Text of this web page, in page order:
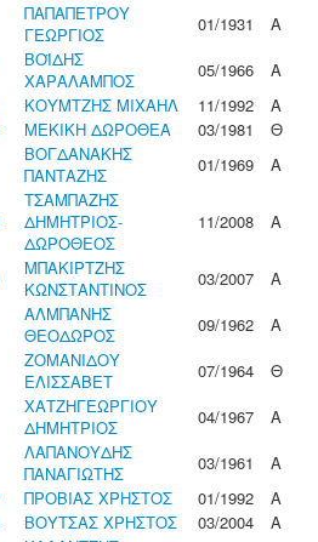
ΠΑΠΑΠΕΤΡΟΥ
ΓΕΩΡΓΙΟΣ
01/1931
Α
ΒΟΪΔΗΣ
ΧΑΡΑΛΑΜΠΟΣ
05/1966
Α
ΚΟΥΜΤΖΗΣ ΜΙΧΑΗΛ 11/1992
Α
ΜΕΚΙΚΗ ΔΩΡΟΘΕΑ 03/1981
Θ
ΒΟΓΔΑΝΑΚΗΣ
ΠΑΝΤΑΖΗΣ
01/1969 Α
ΤΣΑΜΠΑΖΗΣ
ΔΗΜΗΤΡΙΟΣ-
ΔΩΡΟΘΕΟΣ
11/2008 Α
ΜΠΑΚΙΡΤΖΗΣ
ΚΩΝΣΤΑΝΤΙΝΟΣ
03/2007
Α
ΑΛΜΠΑΝΗΣ
ΘΕΟΔΩΡΟΣ
09/1962
Α
ΖΟΜΑΝΙΔΟΥ
ΕΛΙΣΣΑΒΕΤ
07/1964
Θ
ΧΑΤΖΗΓΕΩΡΓΙΟΥ
ΔΗΜΗΤΡΙΟΣ
04/1967
Α
ΛΑΠΑΝΟΥΔΗΣ
ΠΑΝΑΓΙΩΤΗΣ
03/1961
Α
ΠΡΟΒΙΑΣ ΧΡΗΣΤΟΣ 01/1992
Α
ΒΟΥΤΣΑΣ ΧΡΗΣΤΟΣ 03/2004
Α